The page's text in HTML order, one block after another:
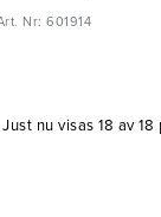
Nr: 601914
Just nu visas 18 av